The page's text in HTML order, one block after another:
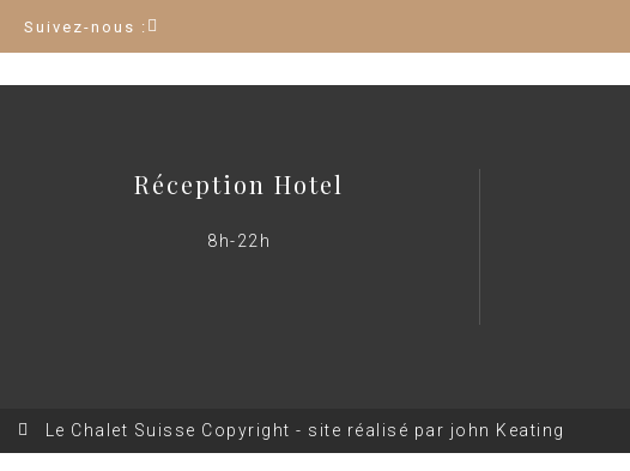
Suivez-nous :
Réception Hotel
8h-22h
Le Chalet Suisse Copyright - site réalisé par john Keating